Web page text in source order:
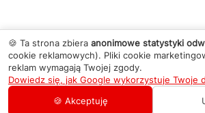
🍪 Ta strona zbiera anonimowe statystyki
cookie reklamowych). Pliki cookie
reklam wymagają Twojej zgody.
Dowiedz się, jak Google wykorzystuje Twoje
🍪 Akceptuję